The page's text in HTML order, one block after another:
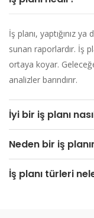
İş planı, yaptığınız
sunan raporlardır. İş
ortaya koyar.
analizler barındırır.
İyi bir iş planı
Neden bir iş
İş planı türleri